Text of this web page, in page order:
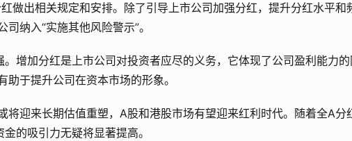
做出相关规定和安排。除了引导上市公司加强分红，提升分红水平和
纳入“实施其他风险警示”。
增加分红是上市公司对投资者应尽的义务，它体现了公司盈利能力的
于提升公司在资本市场的形象。
将迎来长期估值重塑，A股和港股市场有望迎来红利时代。随着全A分
的吸引力无疑将显著提高。